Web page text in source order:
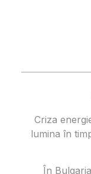
Criza
lumina în
În